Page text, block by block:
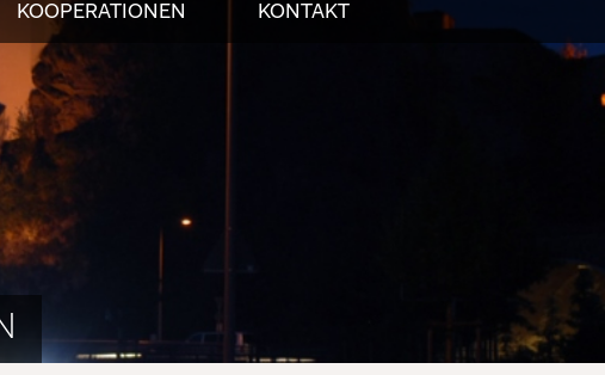
KOOPERATIONEN KONTAKT